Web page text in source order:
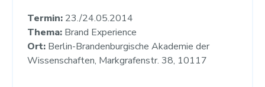
Termin: 23./24.05.2014
Thema: Brand Experience
Ort: Berlin-Brandenburgische Akademie der
Wissenschaften, Markgrafenstr. 38, 10117